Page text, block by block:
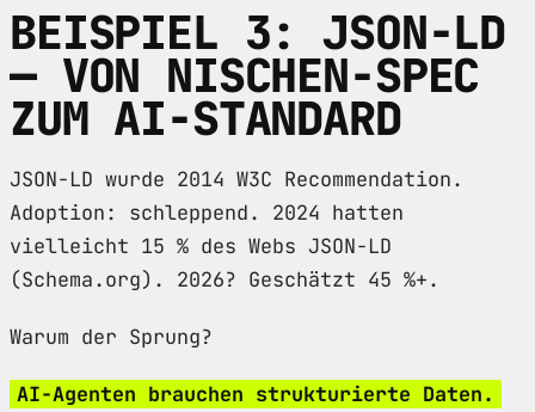
BEISPIEL 3: JSON-LD
— VON NISCHEN-SPEC
ZUM AI-STANDARD
JSON-LD wurde 2014 W3C Recommendation.
Adoption: schleppend. 2024 hatten
vielleicht 15 % des Webs JSON-LD
(Schema.org). 2026? Geschätzt 45 %+.
Warum der Sprung?
AI-Agenten brauchen strukturierte Daten.